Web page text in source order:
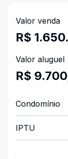
Valor venda
R$
Valor aluguel
R$
Condomínio
IPTU